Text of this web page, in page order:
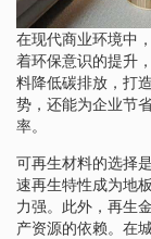
在现代商业环境中
着环保意识的提升
料降低碳排放，打
势，还能为企业节
率。
可再生材料的选择
速再生特性成为地
力强。此外，再生
产资源的依赖。在